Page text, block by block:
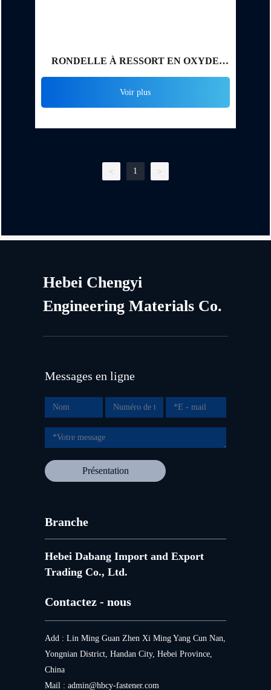
RONDELLE À RESSORT EN OXYDE
Voir plus
< 1 >
Hebei Chengyi
Engineering Materials Co.
Messages en ligne
Présentation
Branche
Hebei Dabang Import and Export
Trading Co., Ltd.
Contactez - nous
Add : Lin Ming Guan Zhen Xi Ming Yang Cun Nan,
Yongnian District, Handan City, Hebei Province,
China
Mail :admin@hbcy-fastener.com